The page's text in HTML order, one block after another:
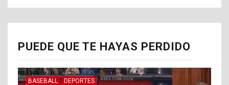
PUEDE QUE TE HAYAS PERDIDO
BASEBALL DEPORTES